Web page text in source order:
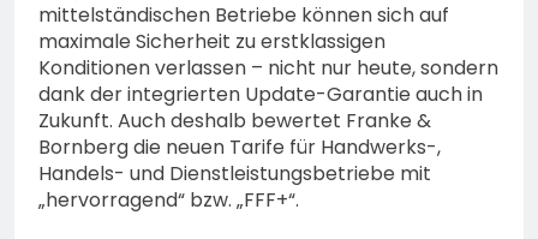
mittelständischen Betriebe können sich auf
maximale Sicherheit zu erstklassigen
Konditionen verlassen – nicht nur heute, sondern
dank der integrierten Update-Garantie auch in
Zukunft. Auch deshalb bewertet Franke &
Bornberg die neuen Tarife für Handwerks-,
Handels- und Dienstleistungsbetriebe mit
„hervorragend“ bzw. „FFF+“.